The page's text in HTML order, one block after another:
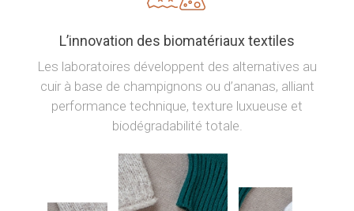
L’innovation des biomatériaux textiles
Les laboratoires développent des alternatives au
cuir à base de champignons ou d’ananas, alliant
performance technique, texture luxueuse et
biodégradabilité totale.